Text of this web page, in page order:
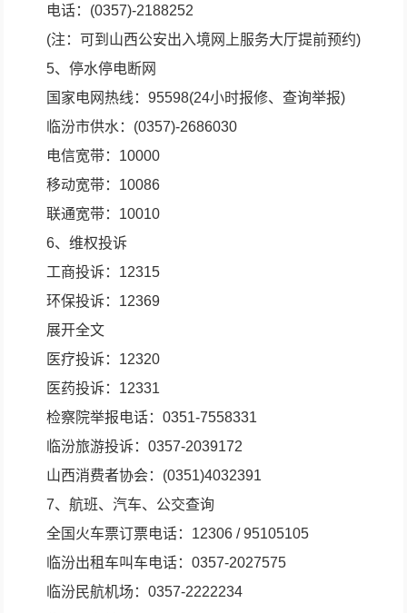
电话：(0357)-2188252
(注：可到山西公安出入境网上服务大厅提前预约)
5、停水停电断网
国家电网热线：95598(24小时报修、查询举报)
临汾市供水：(0357)-2686030
电信宽带：10000
移动宽带：10086
联通宽带：10010
6、维权投诉
工商投诉：12315
环保投诉：12369
展开全文
医疗投诉：12320
医药投诉：12331
检察院举报电话：0351-7558331
临汾旅游投诉：0357-2039172
山西消费者协会：(0351)4032391
7、航班、汽车、公交查询
全国火车票订票电话：12306 / 95105105
临汾出租车叫车电话：0357-2027575
临汾民航机场：0357-2222234